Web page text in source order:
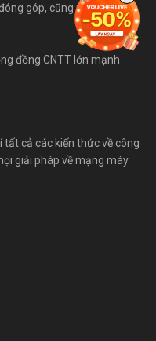
góp, cũng như bài viết
đồng CNTT lớn mạnh
tất cả các kiến thức về công
giải pháp về mạng máy